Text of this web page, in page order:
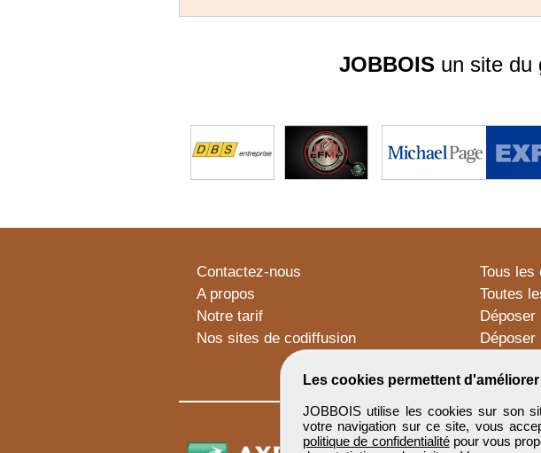
Les cookies permettent
JOBBOIS utilise les cookies sur son
votre navigation sur ce site, vous
politique de confidentialitépour vous
JOBBOIS un site du
Contactez-nous
A propos
Notre tarif
Nos sites de codiffusion
Tous les
Toutes
Déposer
Déposer